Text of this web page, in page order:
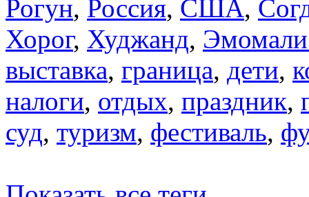
Рогун, Россия, США,
Хорог, Худжанд,
выставка, граница, дети,
налоги, отдых, праздник,
суд, туризм, фестиваль,